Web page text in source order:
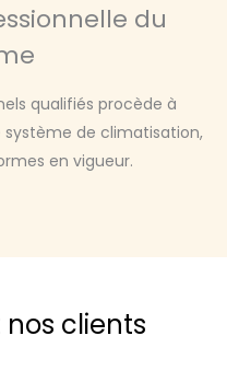
du
qualifiés procède à
de climatisation,
en vigueur.
clients